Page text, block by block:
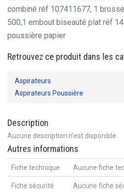
combiné réf 107411677, 1
500,1 embout biseauté plat réf
poussière papier
Retrouvez ce produit dans les
Aspirateurs
Aspirateurs Poussière
Description
Aucune description n'est disponible
Autres informations
Fiche technique Aucune fiche
Fiche sécurité Aucune fiche